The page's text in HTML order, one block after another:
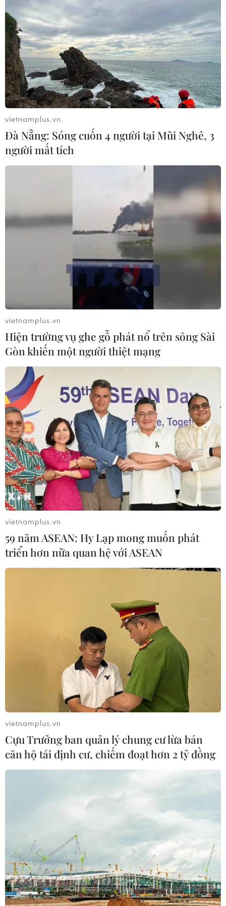
TIN CÙNG CHUYÊN MỤC
vietnamplus.vn
Đà Nẵng: Sóng cuốn 4 người tại Mũi Nghê, 3
người mất tích
vietnamplus.vn
Hiện trường vụ ghe gỗ phát nổ trên sông Sài
Gòn khiến một người thiệt mạng
vietnamplus.vn
59 năm ASEAN: Hy Lạp mong muốn phát
triển hơn nữa quan hệ với ASEAN
vietnamplus.vn
Cựu Trưởng ban quản lý chung cư lừa bán
căn hộ tái định cư, chiếm đoạt hơn 2 tỷ đồng